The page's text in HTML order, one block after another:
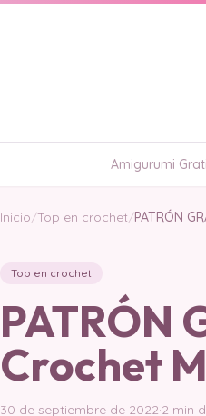
Amigurumi
Inicio/Top en crochet/PATRÓN
Top en crochet
PATRÓN
Crochet
30 de septiembre de 2022·2 min